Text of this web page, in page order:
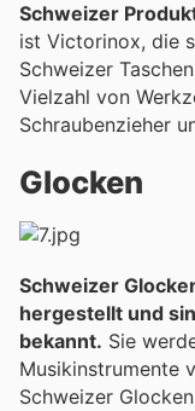
Schweizer
ist Victorinox, die
Schweizer
Vielzahl von
Schraubenzieher
Glocken
Schweizer
hergestellt und
bekannt. Sie
Musikinstrumente
Schweizer